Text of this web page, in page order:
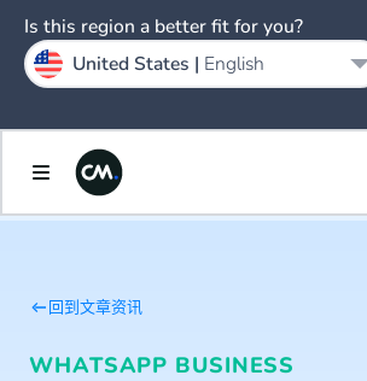
回到文章资讯
WHATSAPP BUSINESS
Is this region a better fit for you?
United States | English